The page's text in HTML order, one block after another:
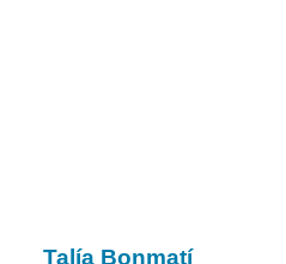
Talía Bonmatí